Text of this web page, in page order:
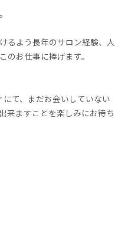
るよう長年のサロン経験、人
のお仕事に捧げます。
て、まだお会いしていない
来ますことを楽しみにお待ち